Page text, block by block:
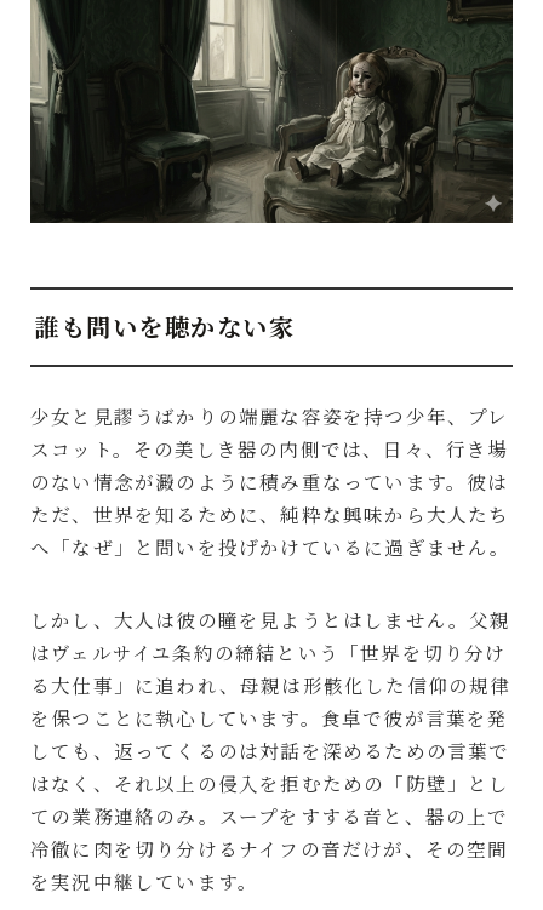
誰も問いを聴かない家
少女と見謬うばかりの端麗な容姿を持つ少年、プレ
スコット。その美しき器の内側では、日々、行き場
のない情念が澱のように積み重なっています。彼は
ただ、世界を知るために、純粋な興味から大人たち
へ「なぜ」と問いを投げかけているに過ぎません。
しかし、大人は彼の瞳を見ようとはしません。父親
はヴェルサイユ条約の締結という「世界を切り分け
る大仕事」に追われ、母親は形骸化した信仰の規律
を保つことに執心しています。食卓で彼が言葉を発
しても、返ってくるのは対話を深めるための言葉で
はなく、それ以上の侵入を拒むための「防壁」とし
ての業務連絡のみ。スープをすする音と、器の上で
冷徹に肉を切り分けるナイフの音だけが、その空間
を実況中継しています。